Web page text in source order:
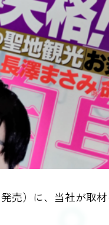
発売）に、当社が取